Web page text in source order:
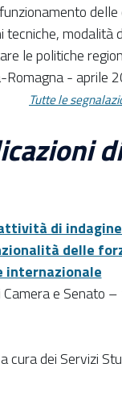
modalità
le politiche
Romagna - aprile
Tutte le
di
delle
internazionale
e Senato
dei Servizi